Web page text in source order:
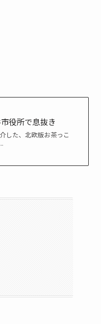
役所で息抜き
した、北欧版お茶っこ